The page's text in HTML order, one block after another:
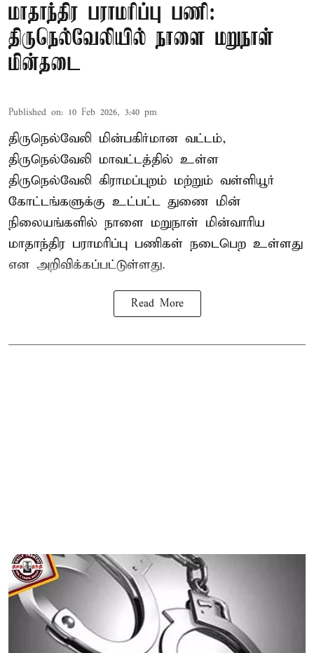
மாதாந்திர பராமரிப்பு பணி:
திருநெல்வேலியில் நாளை மறுநாள்
மின்தடை
Published on: 10 Feb 2026, 3:40 pm
திருநெல்வேலி மின்பகிர்மான வட்டம்,
திருநெல்வேலி மாவட்டத்தில் உள்ள
திருநெல்வேலி கிராமப்புறம் மற்றும் வள்ளியூர்
கோட்டங்களுக்கு உட்பட்ட துணை மின்
நிலையங்களில் நாளை மறுநாள் மின்வாரிய
மாதாந்திர பராமரிப்பு பணிகள் நடைபெற உள்ளது
என அறிவிக்கப்பட்டுள்ளது.
Read More